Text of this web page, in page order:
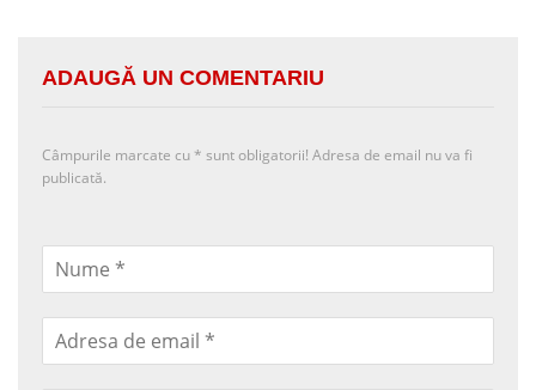
ADAUGĂ UN COMENTARIU
Câmpurile marcate cu * sunt obligatorii! Adresa de email nu va fi
publicată.